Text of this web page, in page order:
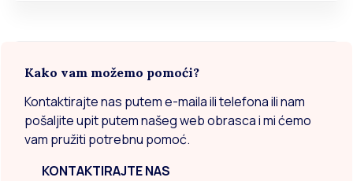
Kako vam možemo pomoći?
Kontaktirajte nas putem e-maila ili telefona ili nam
pošaljite upit putem našeg web obrasca i mi ćemo
vam pružiti potrebnu pomoć.
KONTAKTIRAJTE NAS